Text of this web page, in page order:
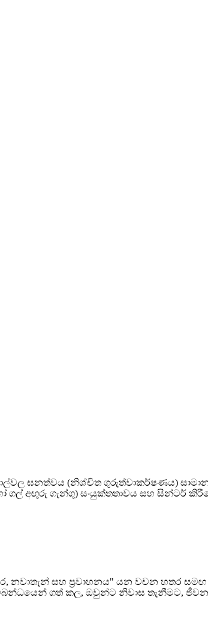
ඝනත්වය (නිශ්චිත ගුරුත්වාකර්ෂණය)
ගල් අඟුරු ගැන්ගු) සංයුක්තතාවය සහ සින්ටර්
සහ ප්‍රවාහනය" යන වචන හතර
ගත් කල, ඔවුන්ට නිවාස තැනීමට,